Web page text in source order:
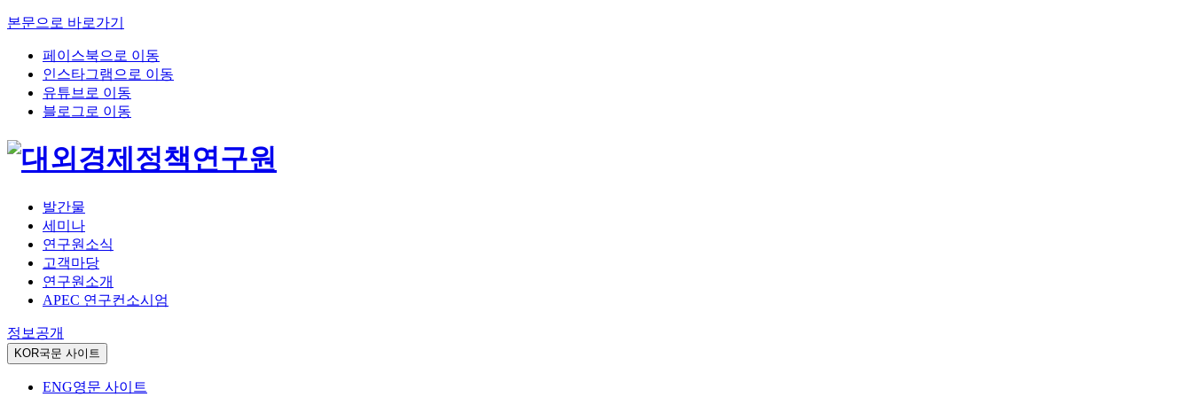
본문으로 바로가기
페이스북으로 이동
인스타그램으로 이동
유튜브로 이동
블로그로 이동
발간물
세미나
연구원소식
고객마당
연구원소개
APEC 연구컨소시엄
정보공개
KOR국문 사이트
ENG영문 사이트